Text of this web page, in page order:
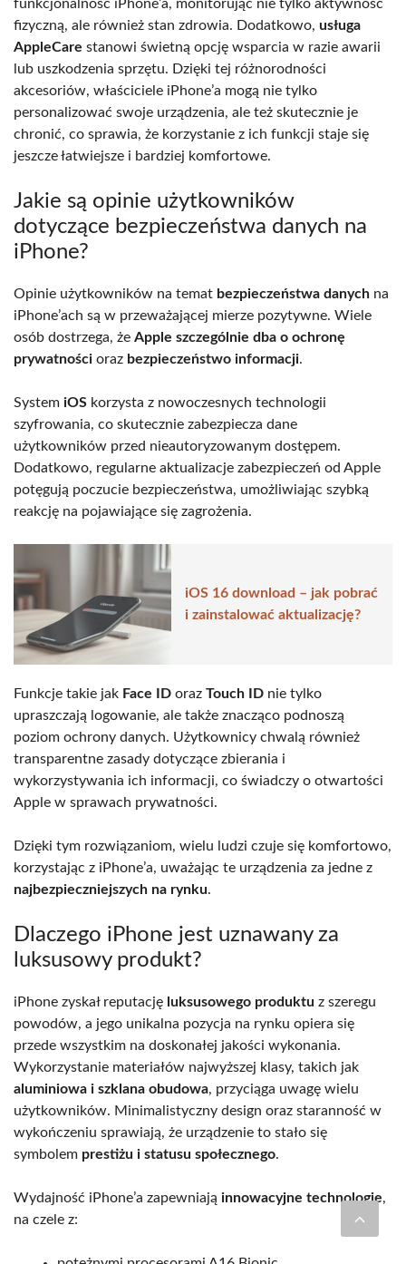
funkcjonalność iPhone’a, monitorując nie tylko aktywność
fizyczną, ale również stan zdrowia. Dodatkowo, usługa
AppleCare stanowi świetną opcję wsparcia w razie awarii
lub uszkodzenia sprzętu. Dzięki tej różnorodności
akcesoriów, właściciele iPhone’a mogą nie tylko
personalizować swoje urządzenia, ale też skutecznie je
chronić, co sprawia, że korzystanie z ich funkcji staje się
jeszcze łatwiejsze i bardziej komfortowe.
Jakie są opinie użytkowników
dotyczące bezpieczeństwa danych na
iPhone?
Opinie użytkowników na temat bezpieczeństwa danych na
iPhone’ach są w przeważającej mierze pozytywne. Wiele
osób dostrzega, że Apple szczególnie dba o ochronę
prywatności oraz bezpieczeństwo informacji.
System iOS korzysta z nowoczesnych technologii
szyfrowania, co skutecznie zabezpiecza dane
użytkowników przed nieautoryzowanym dostępem.
Dodatkowo, regularne aktualizacje zabezpieczeń od Apple
potęgują poczucie bezpieczeństwa, umożliwiając szybką
reakcję na pojawiające się zagrożenia.
iOS 16 download – jak pobrać
i zainstalować aktualizację?
Funkcje takie jak Face ID oraz Touch ID nie tylko
upraszczają logowanie, ale także znacząco podnoszą
poziom ochrony danych. Użytkownicy chwalą również
transparentne zasady dotyczące zbierania i
wykorzystywania ich informacji, co świadczy o otwartości
Apple w sprawach prywatności.
Dzięki tym rozwiązaniom, wielu ludzi czuje się komfortowo,
korzystając z iPhone’a, uważając te urządzenia za jedne z
najbezpieczniejszych na rynku.
Dlaczego iPhone jest uznawany za
luksusowy produkt?
iPhone zyskał reputację luksusowego produktu z szeregu
powodów, a jego unikalna pozycja na rynku opiera się
przede wszystkim na doskonałej jakości wykonania.
Wykorzystanie materiałów najwyższej klasy, takich jak
aluminiowa i szklana obudowa, przyciąga uwagę wielu
użytkowników. Minimalistyczny design oraz staranność w
wykończeniu sprawiają, że urządzenie to stało się
symbolem prestiżu i statusu społecznego.
Wydajność iPhone’a zapewniają innowacyjne technologie,
na czele z: